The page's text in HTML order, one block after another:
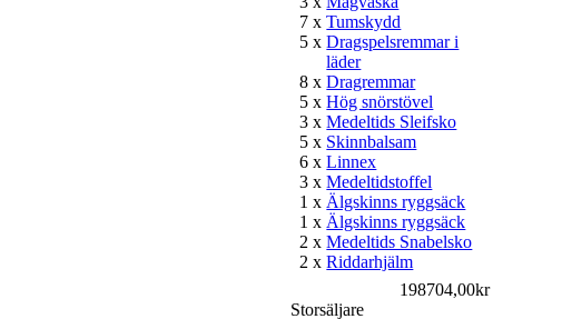
7 xTumskydd
5 xDragspelsremmar i
läder
8 xDragremmar
5 xHög snörstövel
3 xMedeltids Sleifsko
5 x Skinnbalsam
6 xLinnex
3 xMedeltidstoffel
1 x Älgskinns ryggsäck
1 x Älgskinns ryggsäck
2 xMedeltids Snabelsko
2 xRiddarhjälm
198704,00kr
Storsäljare